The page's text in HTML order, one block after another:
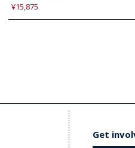
¥15,875
Get